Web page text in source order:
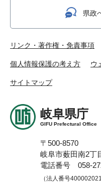
県政
リンク・著作権・免責事項
個人情報保護の考え方 ウ
サイトマップ
岐阜県庁
GIFU Prefectural Office
〒500-8570
岐阜市薮田南2丁
電話番号 058-
（法人番号